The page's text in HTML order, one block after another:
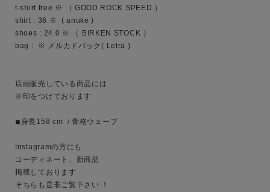
キーワード
MENS
カテゴリ
サイズ
t-shirt free ※ （ GOOD ROCK SPEED ）
shirt : 36 ※  ( anuke )
shoes : 24.0 ※ （ BIRKEN STOCK ）
bag :  ※ メルカドバック( Letra )
店頭販売している商品には
※印をつけております
◾︎身長158 cm  / 骨格ウェーブ
Instagramの方にも
コーディネート、新商品
掲載しております
そちらも是非ご覧下さい ！